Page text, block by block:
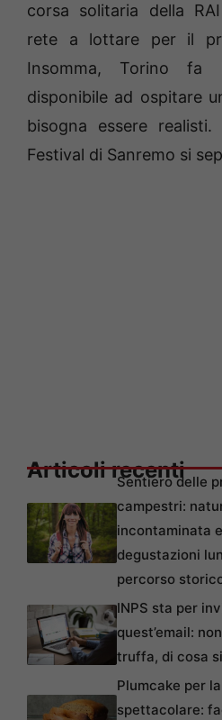
corsa solitaria della
rete a lottare per il
Insomma, Torino fa
disponibile ad ospitare
bisogna essere
Festival di Sanremo si
Articoli recenti
Sentiero delle
campestri:
incontaminata e
degustazioni
percorso
INPS sta per
quest’email:
truffa, di cosa
Plumcake per
spettacolare: